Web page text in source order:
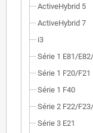
ActiveHybrid 5
ActiveHybrid 7
i3
Série 1 E81/
Série 1 F20/F21
Série 1 F40
Série 2 F22/
Série 3 E21